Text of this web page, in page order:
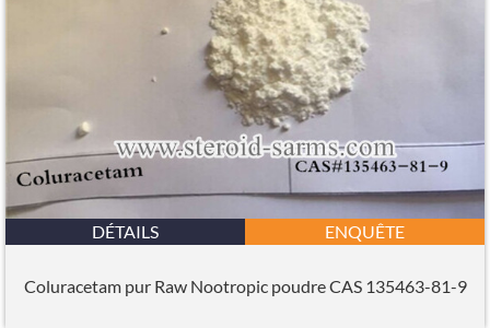
DÉTAILS ENQUÊTE
Coluracetam pur Raw Nootropic poudre CAS 135463-81-9